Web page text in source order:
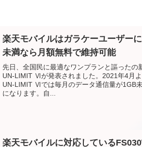
楽天モバイルはガラケーユーザー
未満なら月額無料で維持可能
先日、全国民に最適なワンプランと謳ったの
UN-LIMIT Ⅵが発表されました。2021年4月
UN-LIMIT Ⅵでは毎月のデータ通信量が1GB
になります。自...
楽天モバイルに対応している